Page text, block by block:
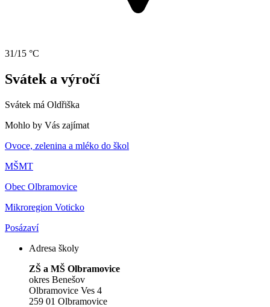
31/15 °C
Svátek a výročí
Svátek má Oldřiška
Mohlo by Vás zajímat
Ovoce, zelenina a mléko do škol
MŠMT
Obec Olbramovice
Mikroregion Voticko
Posázaví
Adresa školy
ZŠ a MŠ Olbramovice
okres Benešov
Olbramovice Ves 4
259 01 Olbramovice